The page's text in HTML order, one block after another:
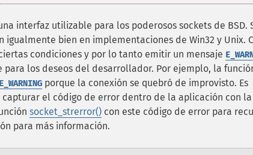
interfaz utilizable para los poderosos sockets de BSD.
bien en implementaciones de Win32 y Unix.
condiciones y por lo tanto emitir un mensaje
los deseos del desarrollador. Por ejemplo, la
E_WARNING porque la conexión se quebró de improvisto. Es
el código de error dentro de la aplicación con la
socket_strerror() con este código de error para
para más información.